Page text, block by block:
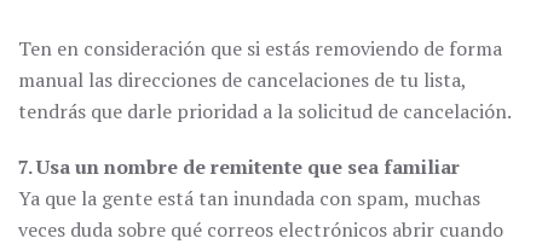
Ten en consideración que si estás removiendo de forma
manual las direcciones de cancelaciones de tu lista,
tendrás que darle prioridad a la solicitud de cancelación.
7. Usa un nombre de remitente que sea familiar
Ya que la gente está tan inundada con spam, muchas
veces duda sobre qué correos electrónicos abrir cuando